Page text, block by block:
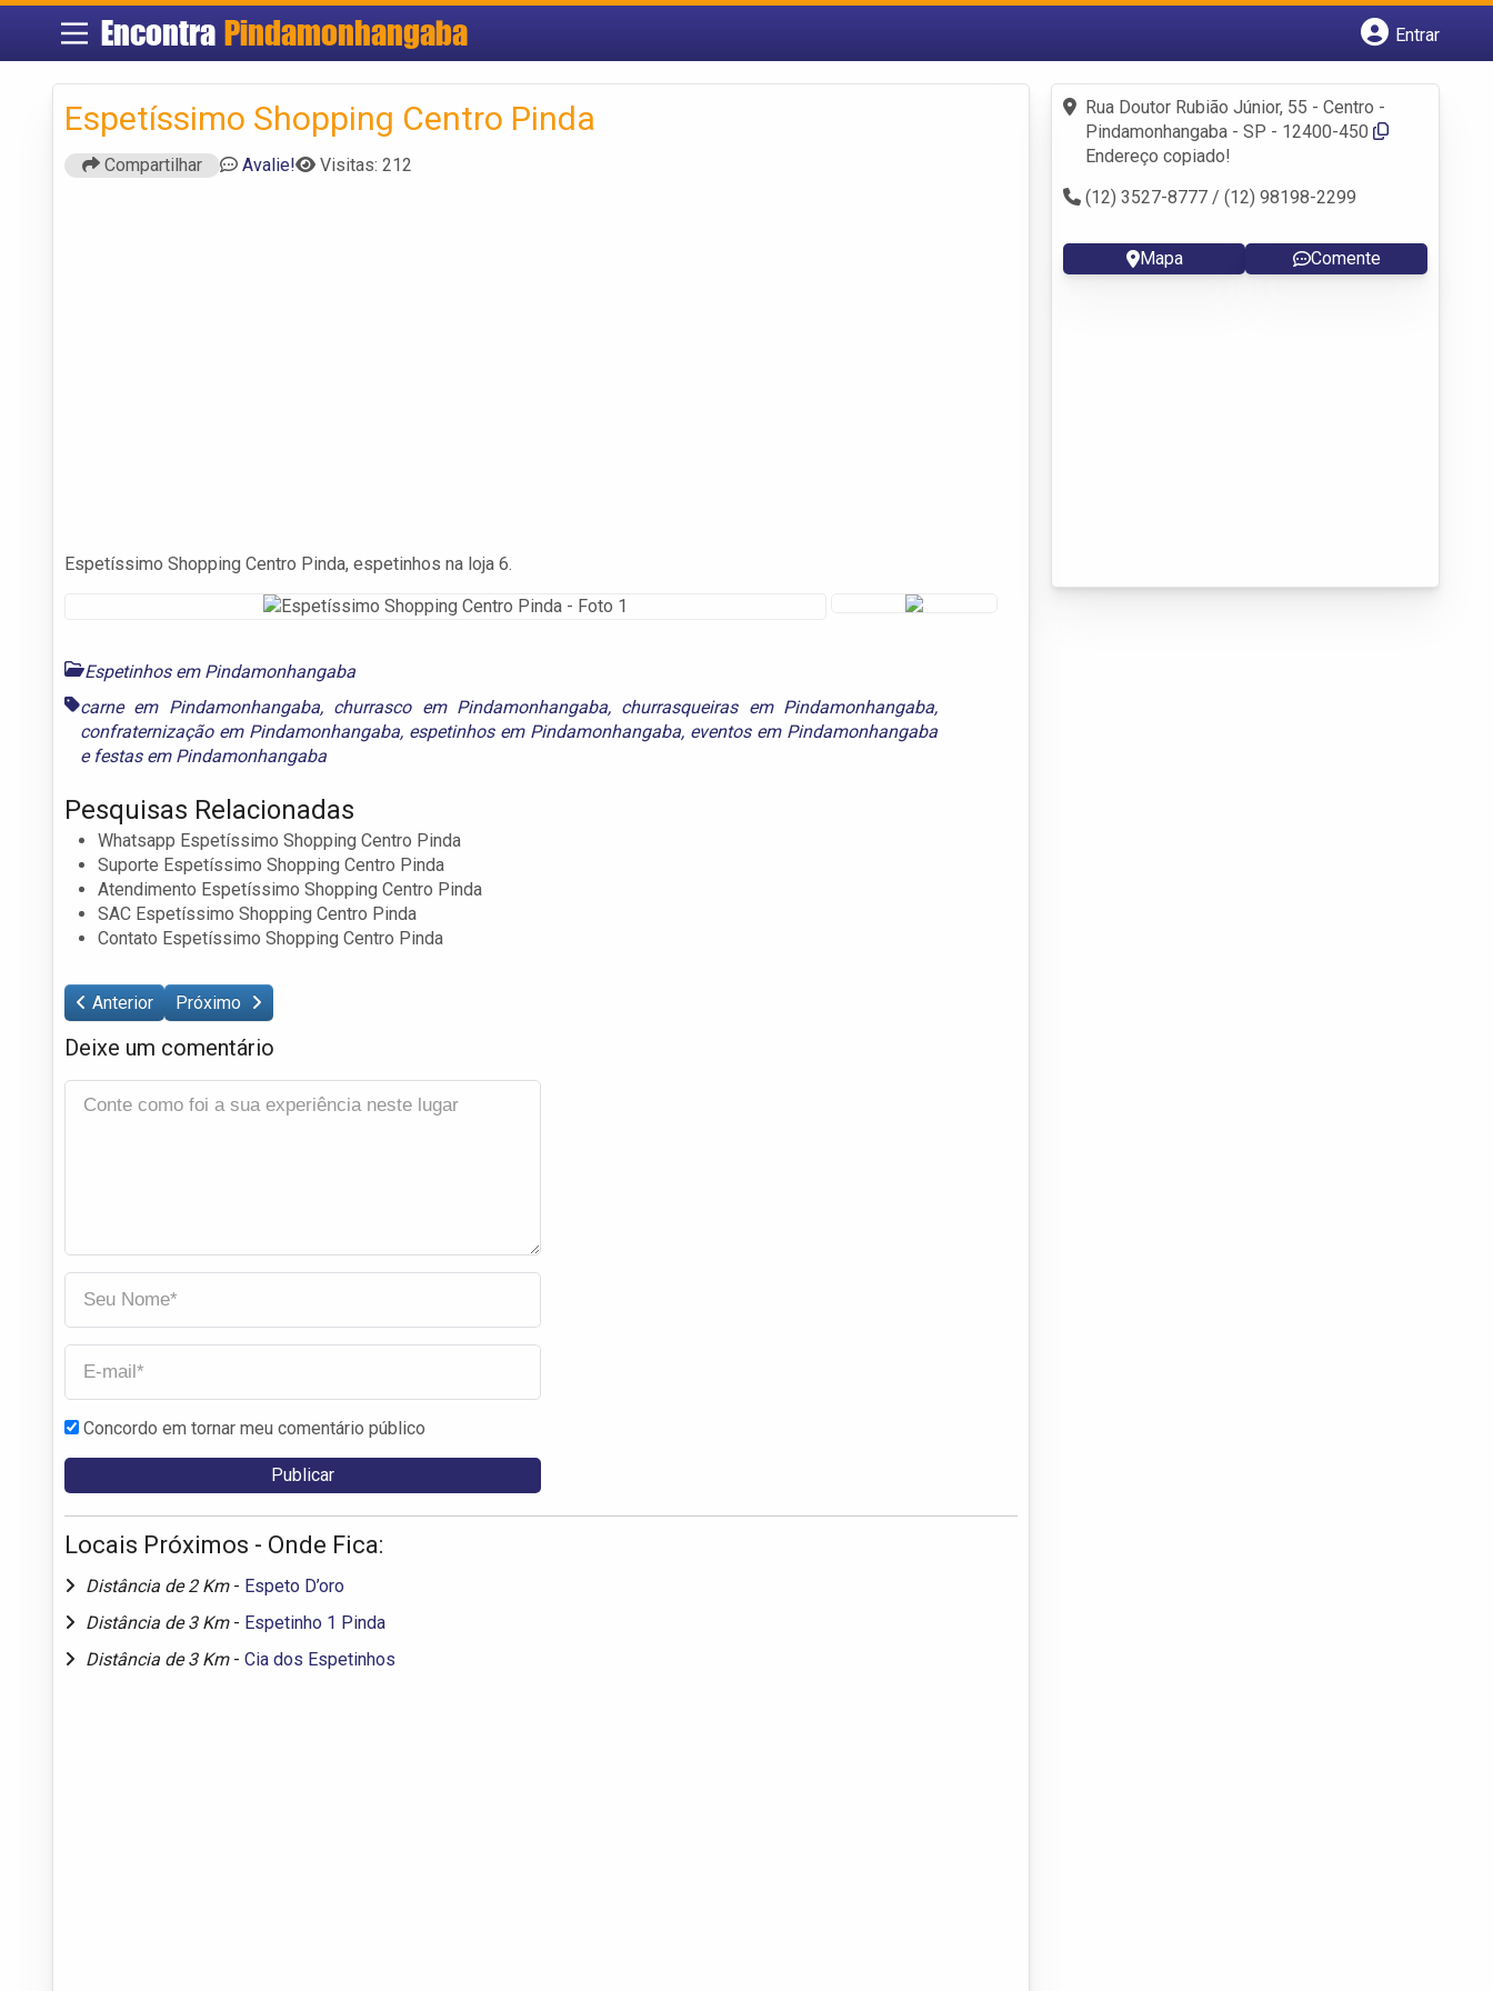
Encontra Pindamonhangaba
Entrar
Fazer login
Criar conta
Espetíssimo Shopping Centro Pinda
Compartilhar Avalie! Visitas: 212
Espetíssimo Shopping Centro Pinda, espetinhos na loja 6.
Espetinhos em Pindamonhangaba
carne em Pindamonhangaba, churrasco em Pindamonhangaba, churrasqueiras em Pindamonhangaba,
confraternização em Pindamonhangaba, espetinhos em Pindamonhangaba, eventos em Pindamonhangaba
e festas em Pindamonhangaba
Pesquisas Relacionadas
Whatsapp Espetíssimo Shopping Centro Pinda
Suporte Espetíssimo Shopping Centro Pinda
Atendimento Espetíssimo Shopping Centro Pinda
SAC Espetíssimo Shopping Centro Pinda
Contato Espetíssimo Shopping Centro Pinda
Anterior Próximo
Deixe um comentário
Concordo em tornar meu comentário público
Locais Próximos - Onde Fica:
Distância de 2 Km - Espeto D’oro
Distância de 3 Km - Espetinho 1 Pinda
Distância de 3 Km - Cia dos Espetinhos
Rua Doutor Rubião Júnior, 55 - Centro -
Pindamonhangaba - SP - 12400-450
Endereço copiado!
(12) 3527-8777 / (12) 98198-2299
Mapa Comente